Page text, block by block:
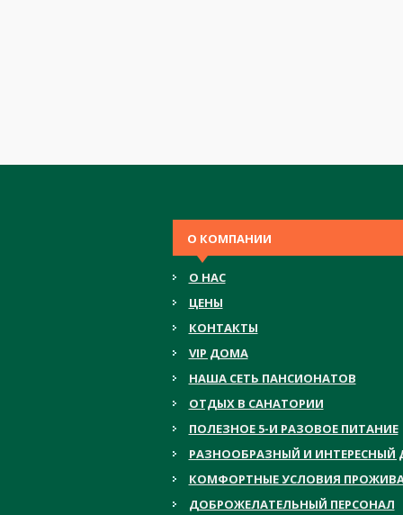
О КОМПАНИИ
О НАС
ЦЕНЫ
КОНТАКТЫ
VIP ДОМА
НАША СЕТЬ ПАНСИОНАТОВ
ОТДЫХ В САНАТОРИИ
ПОЛЕЗНОЕ 5-И РАЗОВОЕ ПИТАНИЕ
РАЗНООБРАЗНЫЙ И ИНТЕРЕСНЫЙ
КОМФОРТНЫЕ УСЛОВИЯ
ДОБРОЖЕЛАТЕЛЬНЫЙ ПЕРСОНАЛ